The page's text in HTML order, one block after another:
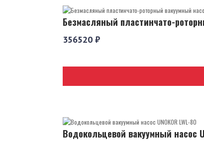
Безмасляный пластинчато-
356520 ₽
Водокольцевой вакуумный насос